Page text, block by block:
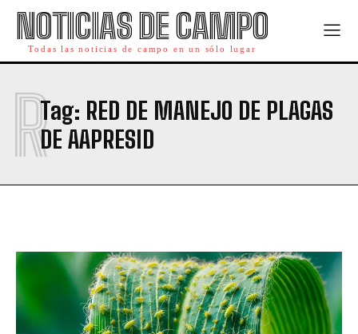
NOTICIAS DE CAMPO
Todas las noticias de campo en un sólo lugar
Tag: RED DE MANEJO DE PLAGAS
DE AAPRESID
R